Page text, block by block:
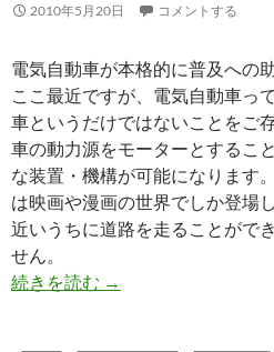
2010年5月20日 コメントする
電気自動車が本格的に普及への
ここ最近ですが、電気自動車っ
車というだけではないことをご
車の動力源をモーターとするこ
な装置・機構が可能になります
は映画や漫画の世界でしか登場
近いうちに道路を走ることがで
せん。
続きを読む →